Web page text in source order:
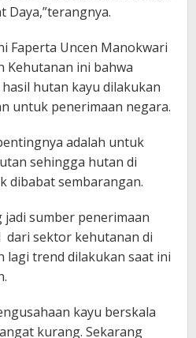
Daya,”terangnya.
Faperta Uncen Manokwari
Kehutanan ini bahwa
hutan kayu dilakukan
untuk penerimaan negara.
adalah untuk
sehingga hutan di
dibabat sembarangan.
jadi sumber penerimaan
dari sektor kehutanan di
lagi trend dilakukan saat ini
kayu berskala
kurang. Sekarang